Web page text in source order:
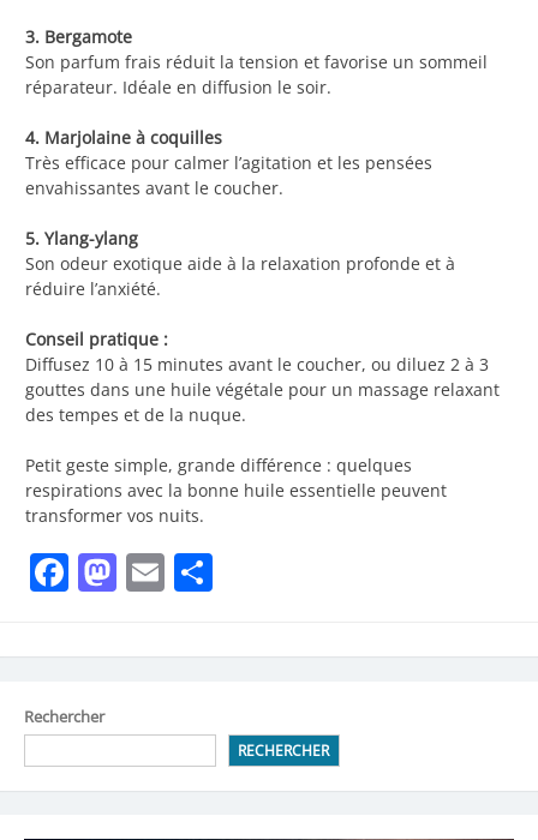
3. Bergamote
Son parfum frais réduit la tension et favorise un sommeil
réparateur. Idéale en diffusion le soir.
4. Marjolaine à coquilles
Très efficace pour calmer l’agitation et les pensées
envahissantes avant le coucher.
5. Ylang-ylang
Son odeur exotique aide à la relaxation profonde et à
réduire l’anxiété.
Conseil pratique :
Diffusez 10 à 15 minutes avant le coucher, ou diluez 2 à 3
gouttes dans une huile végétale pour un massage relaxant
des tempes et de la nuque.
Petit geste simple, grande différence : quelques
respirations avec la bonne huile essentielle peuvent
transformer vos nuits.
Facebook
Mastodon
Email
Rechercher
RECHERCHER